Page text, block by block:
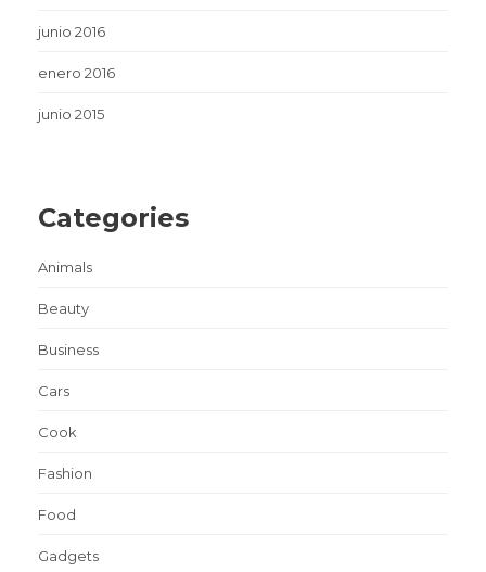
junio 2016
enero 2016
junio 2015
Categories
Animals
Beauty
Business
Cars
Cook
Fashion
Food
Gadgets